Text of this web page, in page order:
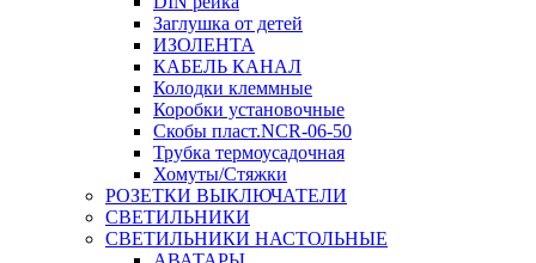
Заглушка от детей
ИЗОЛЕНТА
КАБЕЛЬ КАНАЛ
Колодки клеммные
Коробки установочные
Скобы пласт.NCR-06-50
Трубка термоусадочная
Хомуты/Стяжки
РОЗЕТКИ ВЫКЛЮЧАТЕЛИ
СВЕТИЛЬНИКИ
СВЕТИЛЬНИКИ НАСТОЛЬНЫЕ